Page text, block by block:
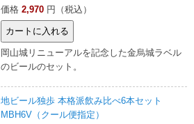
価格 2,970 円（税込）
岡山城リニューアルを記念した金烏城ラベル
のビールのセット。
地ビール独歩 本格派飲み比べ6本セット
MBH6V（クール便指定）